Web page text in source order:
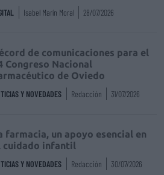
Isabel Marín Moral 28/07/2026
de comunicaciones para el
Congreso Nacional
de Oviedo
Y NOVEDADES Redacción 31/07/2026
farmacia, un apoyo esencial en
cuidado infantil
Y NOVEDADES Redacción 30/07/2026